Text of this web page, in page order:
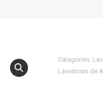
Categories:
Lavadoras de